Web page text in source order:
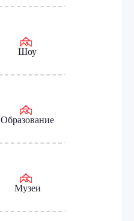
Шоу
Образование
Музеи